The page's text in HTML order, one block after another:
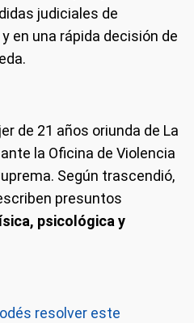
judiciales de
en una rápida decisión de
de 21 años oriunda de La
la Oficina de Violencia
Según trascendió,
presuntos
psicológica y
resolver este